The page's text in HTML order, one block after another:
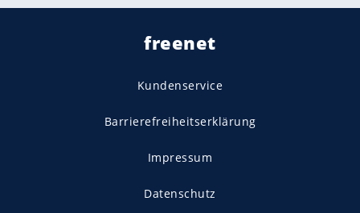
freenet
Kundenservice
Barrierefreiheitserklärung
Impressum
Datenschutz